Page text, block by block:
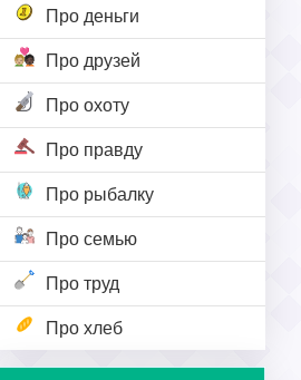
Про деньги
Про друзей
Про охоту
Про правду
Про рыбалку
Про семью
Про труд
Про хлеб